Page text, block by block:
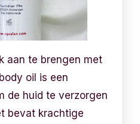
aan te brengen met
oil is een
de huid te verzorgen
bevat krachtige